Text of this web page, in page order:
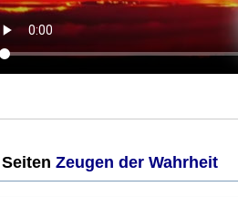
Zeugen der Wahrheit